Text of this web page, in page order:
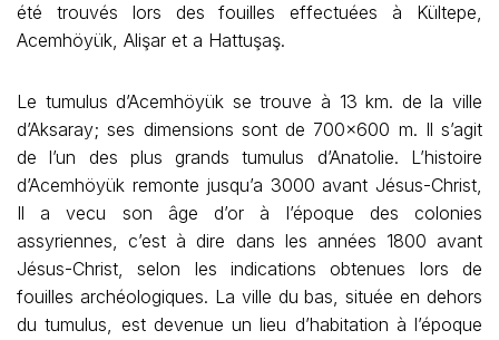
été trouvés lors des fouilles effectuées à Kültepe,
Acemhöyük, Alişar et a Hattuşaş.
Le tumulus d’Acemhöyük se trouve à 13 km. de la ville
d’Aksaray; ses dimensions sont de 700×600 m. Il s’agit
de l’un des plus grands tumulus d’Anatolie. L’histoire
d’Acemhöyük remonte jusqu’a 3000 avant Jésus-Christ,
Il a vecu son âge d’or à l’époque des colonies
assyriennes, c’est à dire dans les années 1800 avant
Jésus-Christ, selon les indications obtenues lors de
fouilles archéologiques. La ville du bas, située en dehors
du tumulus, est devenue un lieu d’habitation à l’époque